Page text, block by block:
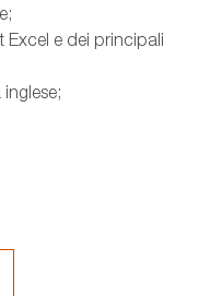
e dei principali